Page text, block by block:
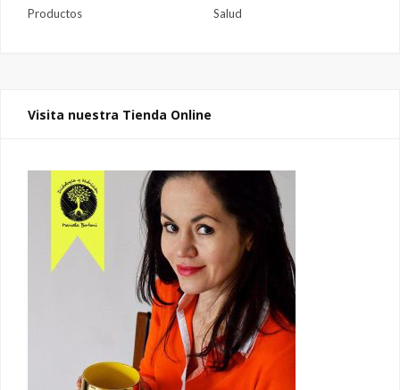
Productos Salud
Visita nuestra Tienda Online